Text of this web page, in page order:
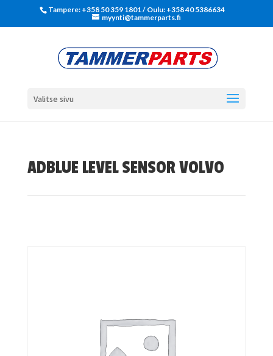
Tampere: +358 50 359 1801‬ / Oulu: +358 40 5386634
myynti@tammerparts.fi
Valitse sivu
ADBLUE LEVEL SENSOR VOLVO